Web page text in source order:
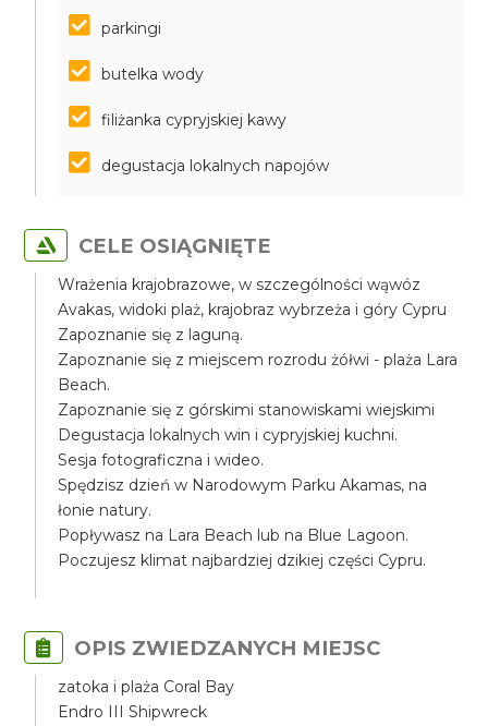
parkingi
butelka wody
filiżanka cypryjskiej kawy
degustacja lokalnych napojów
CELE OSIĄGNIĘTE
Wrażenia krajobrazowe, w szczególności wąwóz
Avakas, widoki plaż, krajobraz wybrzeża i góry Cypru
Zapoznanie się z laguną.
Zapoznanie się z miejscem rozrodu żółwi - plaża Lara
Beach.
Zapoznanie się z górskimi stanowiskami wiejskimi
Degustacja lokalnych win i cypryjskiej kuchni.
Sesja fotograficzna i wideo.
Spędzisz dzień w Narodowym Parku Akamas, na
łonie natury.
Popływasz na Lara Beach lub na Blue Lagoon.
Poczujesz klimat najbardziej dzikiej części Cypru.
OPIS ZWIEDZANYCH MIEJSC
zatoka i plaża Coral Bay
Endro III Shipwreck